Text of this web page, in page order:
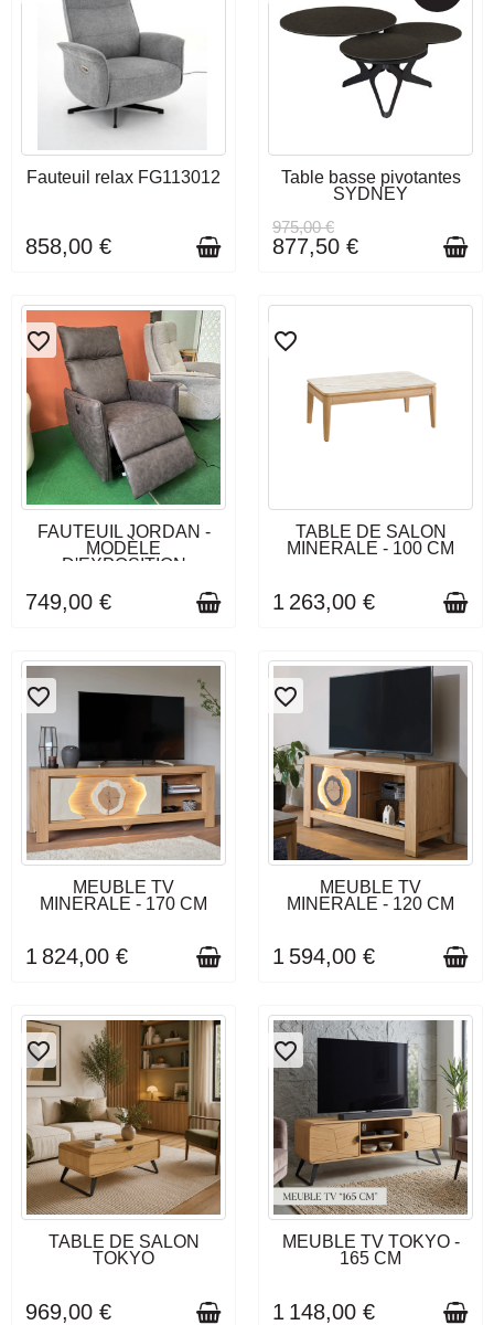
DÉLAI DE LIVRAISON : 3 À 4
SEMAINES
Fauteuil relax FG113012
858,00 €
DÉLAI DE LIVRAISON : 3 À 4
SEMAINES
Table basse pivotantes
SYDNEY
975,00 €
877,50 €
DERNIERS ARTICLES EN
STOCK
favorite_border
FAUTEUIL JORDAN -
MODÈLE
D'EXPOSITION
749,00 €
DÉLAI DE LIVRAISON : 3 À 4
SEMAINES
favorite_border
TABLE DE SALON
MINERALE - 100 CM
1 263,00 €
DÉLAI DE LIVRAISON : 3 À 4
SEMAINES
favorite_border
MEUBLE TV
MINERALE - 170 CM
1 824,00 €
DÉLAI DE LIVRAISON : 3 À 4
SEMAINES
favorite_border
MEUBLE TV
MINERALE - 120 CM
1 594,00 €
DÉLAI DE LIVRAISON : 3 À 4
SEMAINES
favorite_border
TABLE DE SALON
TOKYO
969,00 €
DÉLAI DE LIVRAISON : 3 À 4
SEMAINES
favorite_border
MEUBLE TV TOKYO -
165 CM
1 148,00 €